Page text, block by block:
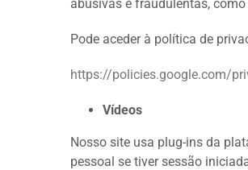
abusivas e fraudulentas,
Pode aceder à política de
https://policies.google.com/
Vídeos
Nosso site usa plug-ins da
pessoal se tiver sessão